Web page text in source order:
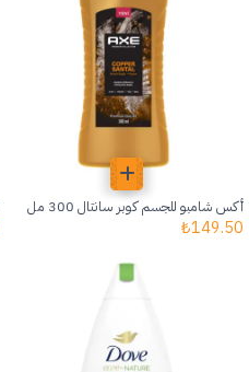
أكس شامبو للجسم كوبر سانتال 300 مل
149.50
₺